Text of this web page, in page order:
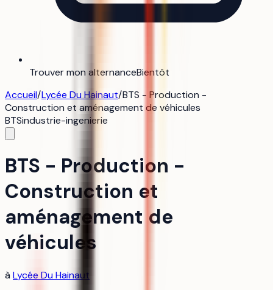
Trouver mon alternanceBientôt
Accueil/Lycée Du Hainaut/BTS - Production -
Construction et aménagement de véhicules
BTSindustrie-ingenierie
BTS - Production -
Construction et
aménagement de
véhicules
à Lycée Du Hainaut